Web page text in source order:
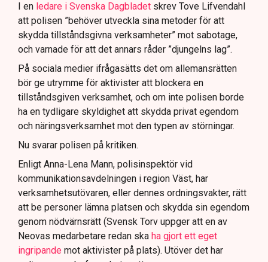
I en ledare i Svenska Dagbladet skrev Tove Lifvendahl
att polisen ”behöver utveckla sina metoder för att
skydda tillståndsgivna verksamheter” mot sabotage,
och varnade för att det annars råder ”djungelns lag”.
På sociala medier ifrågasätts det om allemansrätten
bör ge utrymme för aktivister att blockera en
tillståndsgiven verksamhet, och om inte polisen borde
ha en tydligare skyldighet att skydda privat egendom
och näringsverksamhet mot den typen av störningar.
Nu svarar polisen på kritiken.
Enligt Anna-Lena Mann, polisinspektör vid
kommunikationsavdelningen i region Väst, har
verksamhetsutövaren, eller dennes ordningsvakter, rätt
att be personer lämna platsen och skydda sin egendom
genom nödvärnsrätt (Svensk Torv uppger att en av
Neovas medarbetare redan ska ha gjort ett eget
ingripande mot aktivister på plats). Utöver det har